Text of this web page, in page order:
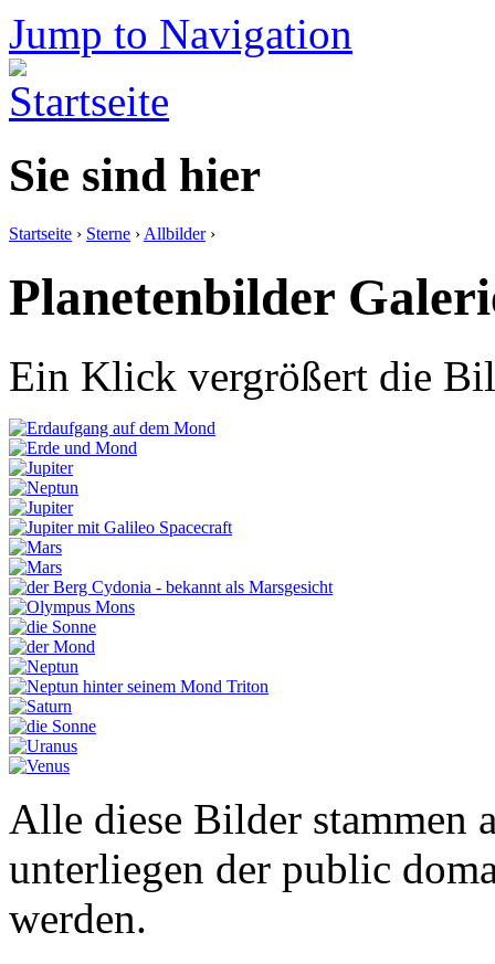
Jump to Navigation
Sie sind hier
Startseite › Sterne › Allbilder›
Planetenbilder
Ein Klick vergrößert die
Alle diese Bilder stammen
unterliegen der public
werden.